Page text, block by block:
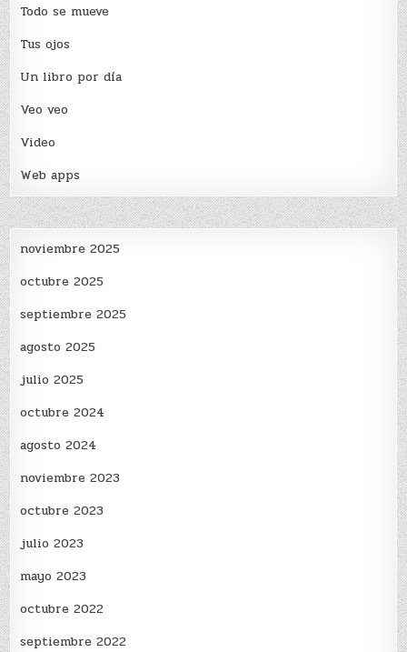
Todo se mueve
Tus ojos
Un libro por día
Veo veo
Video
Web apps
noviembre 2025
octubre 2025
septiembre 2025
agosto 2025
julio 2025
octubre 2024
agosto 2024
noviembre 2023
octubre 2023
julio 2023
mayo 2023
octubre 2022
septiembre 2022